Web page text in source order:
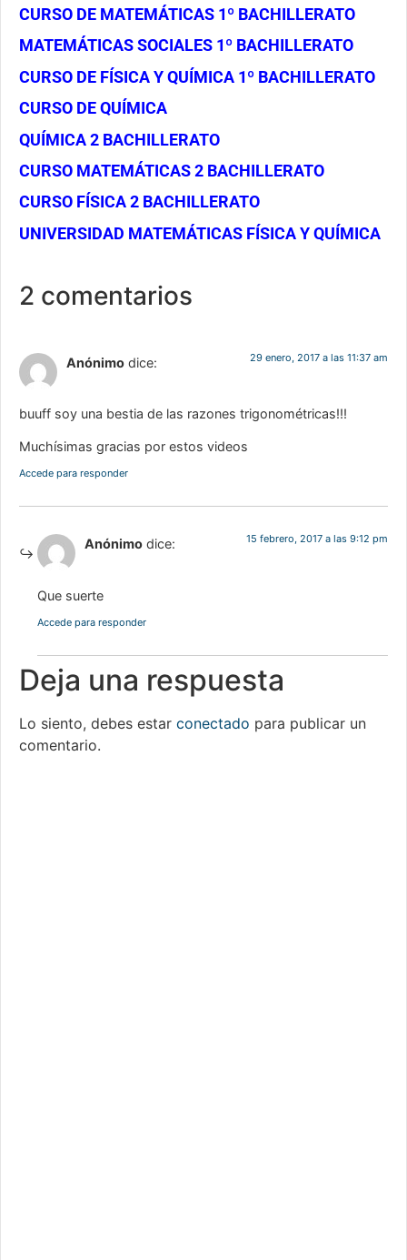
CURSO DE MATEMÁTICAS 1º BACHILLERATO
MATEMÁTICAS SOCIALES 1º BACHILLERATO
CURSO DE FÍSICA Y QUÍMICA 1º BACHILLERATO
CURSO DE QUÍMICA
QUÍMICA 2 BACHILLERATO
CURSO MATEMÁTICAS 2 BACHILLERATO
CURSO FÍSICA 2 BACHILLERATO
UNIVERSIDAD MATEMÁTICAS FÍSICA Y QUÍMICA
2 comentarios
Anónimo dice: 29 enero, 2017 a las 11:37 am
buuff soy una bestia de las razones trigonométricas!!!
Muchísimas gracias por estos videos
Accede para responder
Anónimo dice: 15 febrero, 2017 a las 9:12 pm
Que suerte
Accede para responder
Deja una respuesta
Lo siento, debes estar conectado para publicar un
comentario.